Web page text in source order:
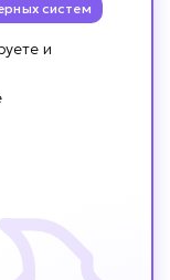
систем
и